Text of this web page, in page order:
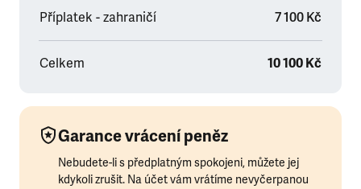
Příplatek - zahraničí
7 100 Kč
Celkem 10 100 Kč
Garance vrácení peněz
Nebudete-li s předplatným spokojeni, můžete jej
kdykoli zrušit. Na účet vám vrátíme nevyčerpanou